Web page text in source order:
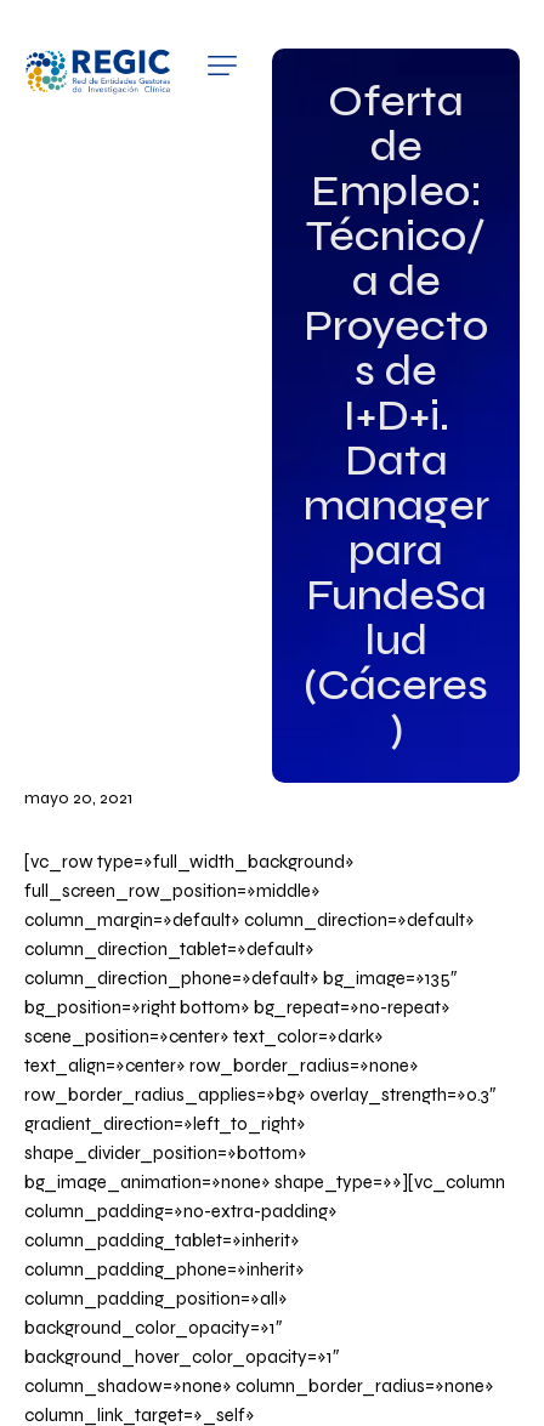
Oferta
de
Empleo:
Técnico/
a de
Proyecto
s de
I+D+i.
Data
manager
para
FundeSa
lud
(Cáceres
)
QUIÉNES SOMOS
PATROCINADORES
GRUPOS DE INTERÉS
mayo 20, 2021
[vc_row type=»full_width_background»
full_screen_row_position=»middle»
column_margin=»default» column_direction=»default»
column_direction_tablet=»default»
column_direction_phone=»default» bg_image=»135″
bg_position=»right bottom» bg_repeat=»no-repeat»
scene_position=»center» text_color=»dark»
text_align=»center» row_border_radius=»none»
row_border_radius_applies=»bg» overlay_strength=»0.3″
gradient_direction=»left_to_right»
shape_divider_position=»bottom»
bg_image_animation=»none» shape_type=»»][vc_column
column_padding=»no-extra-padding»
column_padding_tablet=»inherit»
column_padding_phone=»inherit»
column_padding_position=»all»
background_color_opacity=»1″
background_hover_color_opacity=»1″
column_shadow=»none» column_border_radius=»none»
column_link_target=»_self»